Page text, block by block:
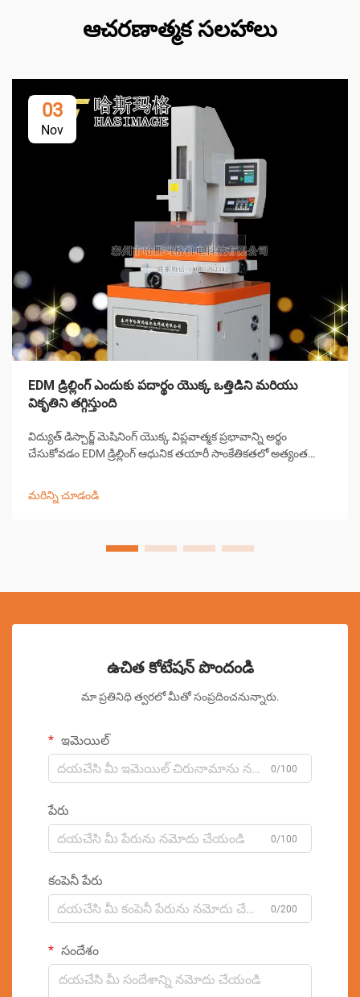
ఆచరణాత్మక సలహాలు
03
Nov
EDM డ్రిల్లింగ్ ఎందుకు పదార్థం యొక్క ఒత్తిడిని మరియు
వికృతిని తగ్గిస్తుంది
విద్యుత్ డిస్చార్జ్ మెషినింగ్ యొక్క విప్లవాత్మక ప్రభావాన్ని అర్థం
చేసుకోవడం EDM డ్రిల్లింగ్ ఆధునిక తయారీ సాంకేతికతలో అత్యంత
మరిన్ని చూడండి
ఉచిత కోటేషన్ పొందండి
మా ప్రతినిధి త్వరలో మీతో సంప్రదించనున్నారు.
ఇమెయిల్
0/100
పేరు
0/100
కంపెనీ పేరు
0/200
సందేశం